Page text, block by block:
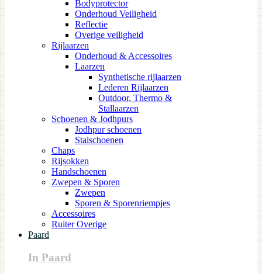
Bodyprotector
Onderhoud Veiligheid
Reflectie
Overige veiligheid
Rijlaarzen
Onderhoud & Accessoires
Laarzen
Synthetische rijlaarzen
Lederen Rijlaarzen
Outdoor, Thermo &
Stallaarzen
Schoenen & Jodhpurs
Jodhpur schoenen
Stalschoenen
Chaps
Rijsokken
Handschoenen
Zwepen & Sporen
Zwepen
Sporen & Sporenriempjes
Accessoires
Ruiter Overige
Paard
In Paard